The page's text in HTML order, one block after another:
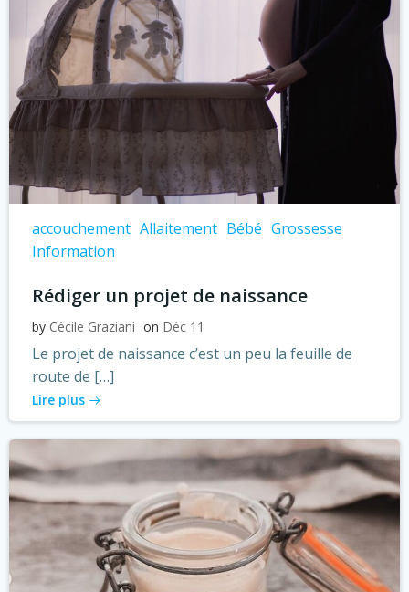
accouchement Allaitement Bébé Grossesse
Information
Rédiger un projet de naissance
by Cécile Graziani on Déc 11
Le projet de naissance c’est un peu la feuille de
route de […]
Lire plus